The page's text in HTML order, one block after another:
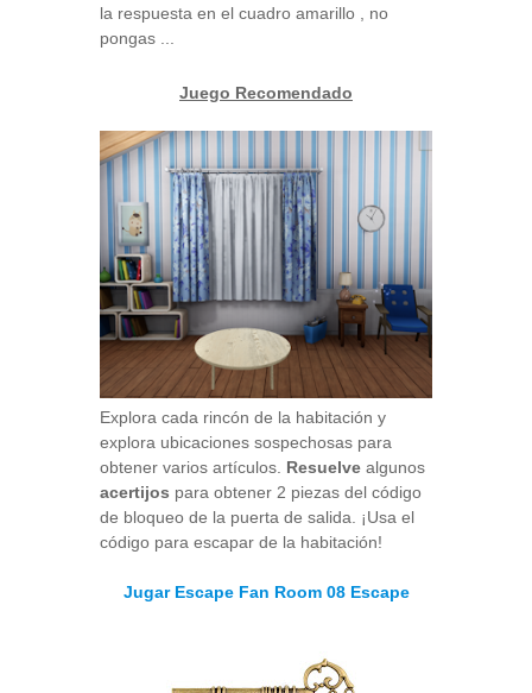
la respuesta en el cuadro amarillo , no
pongas ...
Juego Recomendado
Explora cada rincón de la habitación y
explora ubicaciones sospechosas para
obtener varios artículos. Resuelve algunos
acertijos para obtener 2 piezas del código
de bloqueo de la puerta de salida. ¡Usa el
código para escapar de la habitación!
Jugar Escape Fan Room 08 Escape